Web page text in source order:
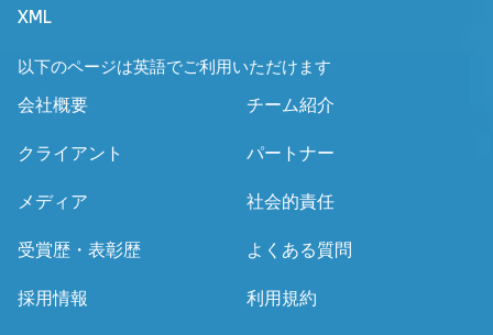
XML
以下のページは英語でご利用いただけます
会社概要 チーム紹介
クライアント パートナー
メディア 社会的責任
受賞歴・表彰歴 よくある質問
採用情報 利用規約